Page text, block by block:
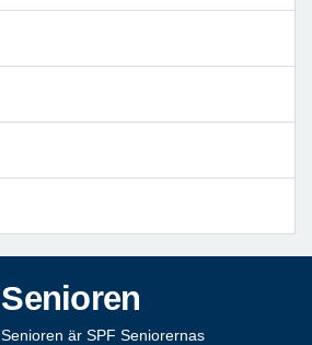
Senioren
Senioren är SPF Seniorernas